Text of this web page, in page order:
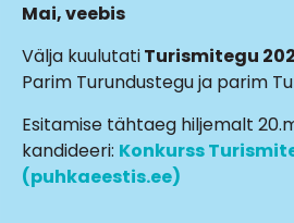
Mai, veebis
Välja kuulutatiTurismitegu
Parim Turundustegu ja parim
Esitamise tähtaeg hiljemalt
kandideeri: Konkurss
(puhkaeestis.ee)